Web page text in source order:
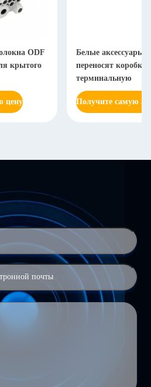
ODF
крытого
цену
Белые аксессуары
переносят
терминальную
Получите самую